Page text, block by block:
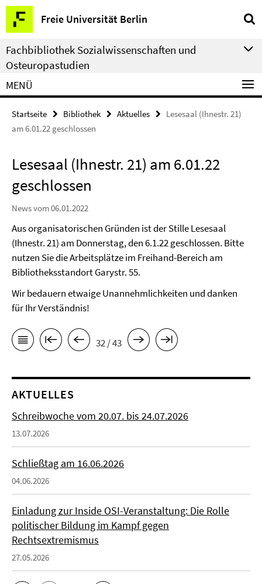
Springe
direkt
zu
Inhalt
Freie Universität Berlin
Service-
Navigation
Fachbibliothek Sozialwissenschaften und
Osteuropastudien
MENÜ
Startseite Bibliothek Aktuelles
Lesesaal (Ihnestr. 21)
am 6.01.22 geschlossen
Lesesaal (Ihnestr. 21) am 6.01.22
geschlossen
News vom 06.01.2022
Aus organisatorischen Gründen ist der Stille Lesesaal
(Ihnestr. 21) am Donnerstag, den 6.1.22 geschlossen. Bitte
nutzen Sie die Arbeitsplätze im Freihand-Bereich am
Bibliotheksstandort Garystr. 55.
Wir bedauern etwaige Unannehmlichkeiten und danken
für Ihr Verständnis!
32 / 43
AKTUELLES
Schreibwoche vom 20.07. bis 24.07.2026
13.07.2026
Schließtag am 16.06.2026
04.06.2026
Einladung zur Inside OSI-Veranstaltung: Die Rolle
politischer Bildung im Kampf gegen
Rechtsextremismus
27.05.2026